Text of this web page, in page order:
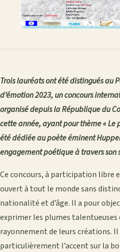
Trois lauréats ont été distingués au
d’émotion 2023, un concours
organisé depuis la République du
cette année, ayant pour thème « Le
été dédiée au poète éminent
engagement poétique à travers
Ce concours, à participation libre
ouvert à tout le monde sans
nationalité et d’âge. Il a pour
exprimer les plumes talentueuses
rayonnement de leurs créations.
particulièrement l’accent sur la